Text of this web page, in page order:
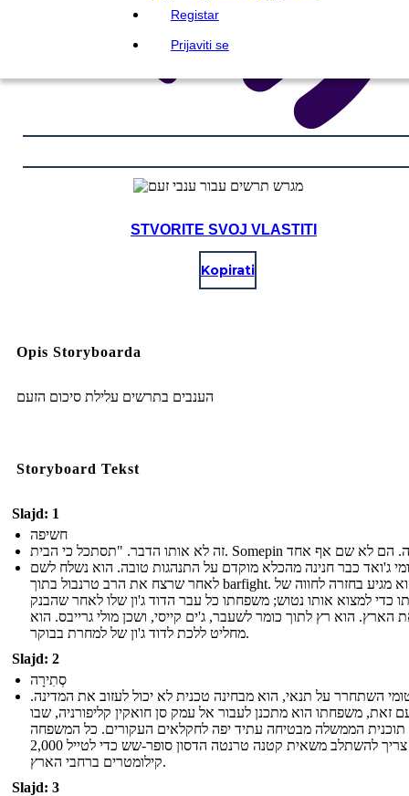
Registar
Prijaviti se
STVORITE SVOJ VLASTITI
Kopirati
Opis Storyboarda
הענבים בתרשים עלילת סיכום הזעם
Storyboard Tekst
Slajd: 1
חשיפה
ג'ואד כבר חנינה מהכלא מוקדם על התנהגות טובה. הוא נשלח לשם
לאחר שרצח את הרב טרנבול בתוך barfight. הוא מגיע בחזרה לחווה של
כדי למצוא אותו נטוש; משפחתו כל עבר הדוד ג'ון שלו לאחר שהבנק
הארץ. הוא רץ לתוך כומר לשעבר, ג'ים קייסי, ושכן מולי גרייבס. הוא
מחליט ללכת לדוד ג'ון של למחרת בבוקר.
Slajd: 2
סְתִירָה
השתחרר על תנאי, הוא מבחינה טכנית לא יכול לעזוב את המדינה.
זאת, משפחתו הוא מתכנן לעבור אל עמק סן חואקין קליפורניה, שבו
תוכנית הממשלה מבטיחה עתיד יפה לחקלאים העקורים. כל המשפחה
וקייסי צריך להשתלב משאית קטנה טרנטה הדסון סופר-שש כדי לטייל 2,000
קילומטרים ברחבי הארץ.
Slajd: 3